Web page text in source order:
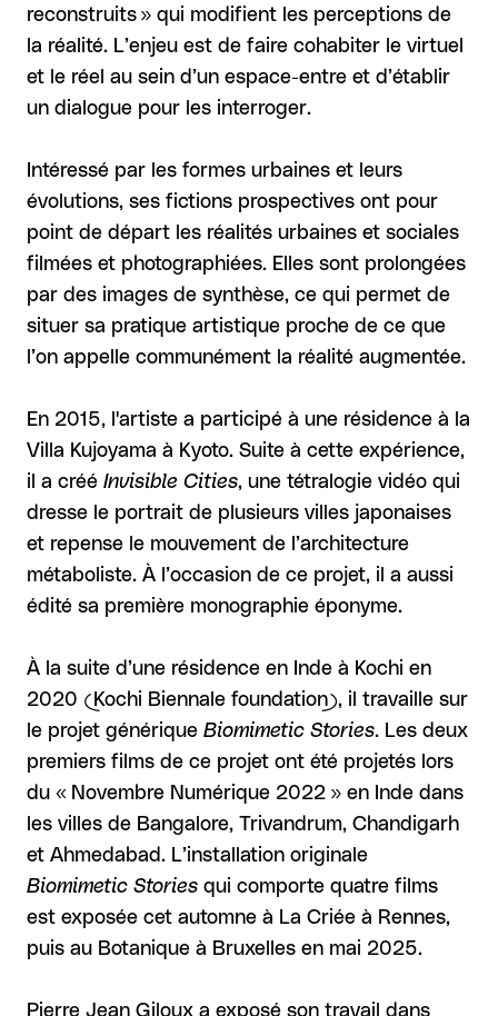
reconstruits » qui modifient les perceptions de
la réalité. L’enjeu est de faire cohabiter le virtuel
et le réel au sein d’un espace-entre et d’établir
un dialogue pour les interroger.
Intéressé par les formes urbaines et leurs
évolutions, ses fictions prospectives ont pour
point de départ les réalités urbaines et sociales
filmées et photographiées. Elles sont prolongées
par des images de synthèse, ce qui permet de
situer sa pratique artistique proche de ce que
l’on appelle communément la réalité augmentée.
En 2015, l'artiste a participé à une résidence à la
Villa Kujoyama à Kyoto. Suite à cette expérience,
il a créé Invisible Cities, une tétralogie vidéo qui
dresse le portrait de plusieurs villes japonaises
et repense le mouvement de l’architecture
métaboliste. À l’occasion de ce projet, il a aussi
édité sa première monographie éponyme.
À la suite d’une résidence en Inde à Kochi en
2020 (Kochi Biennale foundation), il travaille sur
le projet générique Biomimetic Stories. Les deux
premiers films de ce projet ont été projetés lors
du « Novembre Numérique 2022 » en Inde dans
les villes de Bangalore, Trivandrum, Chandigarh
et Ahmedabad. L’installation originale
Biomimetic Stories qui comporte quatre films
est exposée cet automne à La Criée à Rennes,
puis au Botanique à Bruxelles en mai 2025.
Pierre Jean Giloux a exposé son travail dans